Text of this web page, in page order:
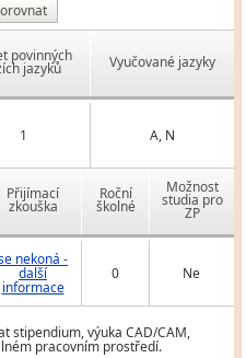
povinných
jazyků Vyučované jazyky
1 A, N
Přijímací
zkouška
Roční
školné
Možnost
studia pro
ZP
nekoná -
další
informace
0 Ne
stipendium, výuka CAD/CAM,
pracovním prostředí.